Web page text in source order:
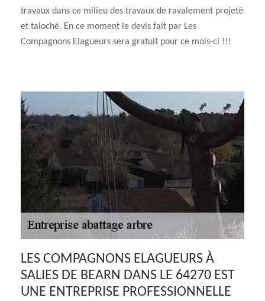
travaux dans ce milieu des travaux de ravalement projeté
et taloché. En ce moment le devis fait par Les
Compagnons Elagueurs sera gratuit pour ce mois-ci !!!
LES COMPAGNONS ELAGUEURS À
SALIES DE BEARN DANS LE 64270 EST
UNE ENTREPRISE PROFESSIONNELLE